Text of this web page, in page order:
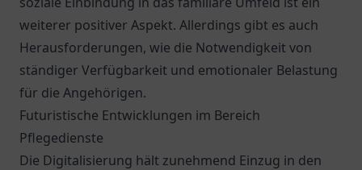
weiterer positiver Aspekt. Allerdings gibt es auch
Herausforderungen, wie die Notwendigkeit von
ständiger Verfügbarkeit und emotionaler Belastung
für die Angehörigen.
Futuristische Entwicklungen im Bereich
Pflegedienste
Die Digitalisierung hält zunehmend Einzug in den